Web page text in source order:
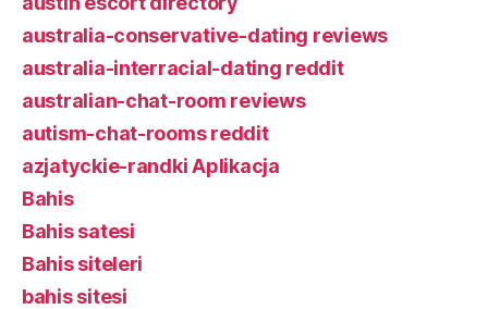
australia-conservative-dating reviews
australia-interracial-dating reddit
australian-chat-room reviews
autism-chat-rooms reddit
azjatyckie-randki Aplikacja
Bahis
Bahis satesi
Bahis siteleri
bahis sitesi